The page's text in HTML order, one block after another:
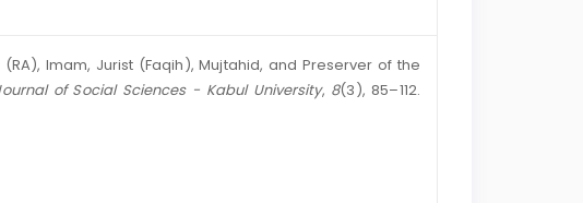
Imam, Jurist (Faqih), Mujtahid, and Preserver of the
of Social Sciences - Kabul University, 8(3), 85–112.